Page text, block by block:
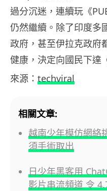
過分沉迷，連續玩《
仍然繼續。除了印度多
政府，甚至伊拉克政府
健康，決定向國民下達
來源： techviral
相關文章:
越南少年模仿網絡
須手術取出
日少年黑客用
影片串流頻道 令